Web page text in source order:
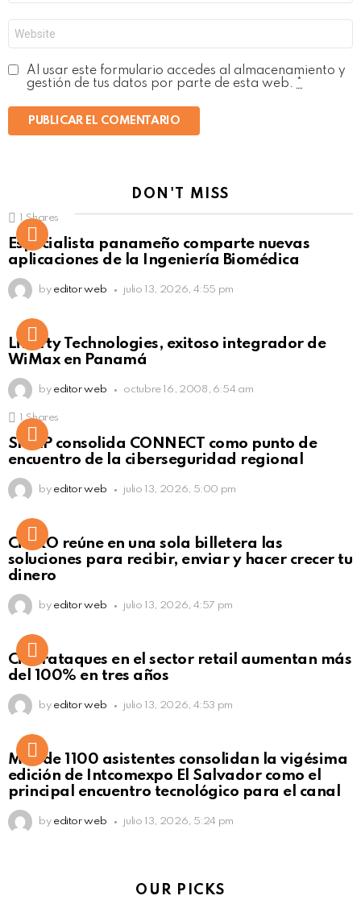
*
Al usar este formulario accedes al almacenamiento y
gestión de tus datos por parte de esta web.
DON'T MISS
Click to view this post
Shares
Especialista panameño comparte nuevas
aplicaciones de la Ingeniería Biomédica
by editor web julio 13, 2026, 4:55 pm
Liberty Technologies, exitoso integrador de
WiMax en Panamá
by editor web octubre 16, 2008, 6:54 am
Click to view this post
Shares
SISAP consolida CONNECT como punto de
encuentro de la ciberseguridad regional
by editor web julio 13, 2026, 5:00 pm
Not Safe For Work
Click to view this post
CiNKO reúne en una sola billetera las
soluciones para recibir, enviar y hacer crecer tu
dinero
by editor web julio 13, 2026, 4:57 pm
Ciberataques en el sector retail aumentan más
del 100% en tres años
by editor web julio 13, 2026, 4:53 pm
Más de 1100 asistentes consolidan la vigésima
edición de Intcomexpo El Salvador como el
principal encuentro tecnológico para el canal
by editor web julio 13, 2026, 5:24 pm
OUR PICKS